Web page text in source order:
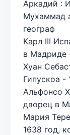
Аркадий :
Мухаммад
географ
Карл III
в Мадриде
Хуан
Гипускоа -
Альфонсо
дворец в
Мария
1638 год,